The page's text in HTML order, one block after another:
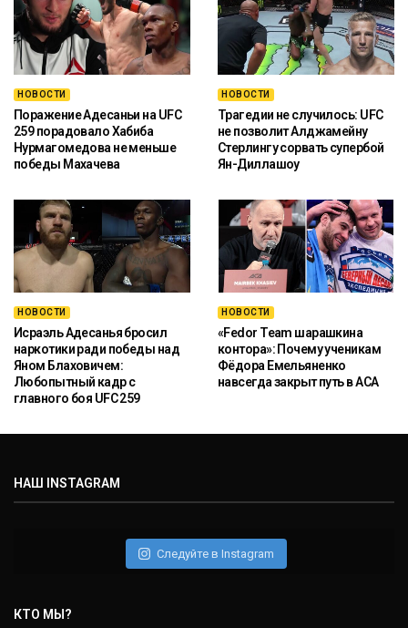
НОВОСТИ
Поражение Адесаньи на UFC
259 порадовало Хабиба
Нурмагомедова не меньше
победы Махачева
НОВОСТИ
Трагедии не случилось: UFC
не позволит Алджамейну
Стерлингу сорвать супербой
Ян-Диллашоу
НОВОСТИ
Исраэль Адесанья бросил
наркотики ради победы над
Яном Блаховичем:
Любопытный кадр с
главного боя UFC 259
НОВОСТИ
«Fedor Team шарашкина
контора»: Почему ученикам
Фёдора Емельяненко
навсегда закрыт путь в ACA
НАШ INSTAGRAM
Следуйте в Instagram
КТО МЫ?